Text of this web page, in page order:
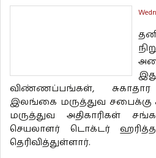
விண்ணப்பங்கள்,
இலங்கை மருத்துவ சபைக்கு
மருத்துவ அதிகாரிகள்
செயலாளர் டொக்டர் ஹரித்த
தெரிவித்துள்ளார்.